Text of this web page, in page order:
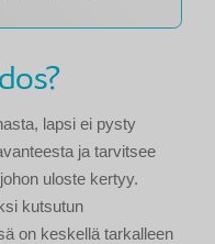
lapsi ei pysty
ja tarvitsee
uloste kertyy.
kutsutun
on keskellä tarkalleen